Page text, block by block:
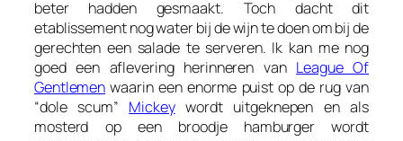
beter hadden gesmaakt. Toch dacht dit
etablissement nog water bij de wijn te doen om bij de
gerechten een salade te serveren. Ik kan me nog
goed een aflevering herinneren van League Of
Gentlemen waarin een enorme puist op de rug van
“dole scum” Mickeywordt uitgeknepen en als
mosterd op een broodje hamburger wordt